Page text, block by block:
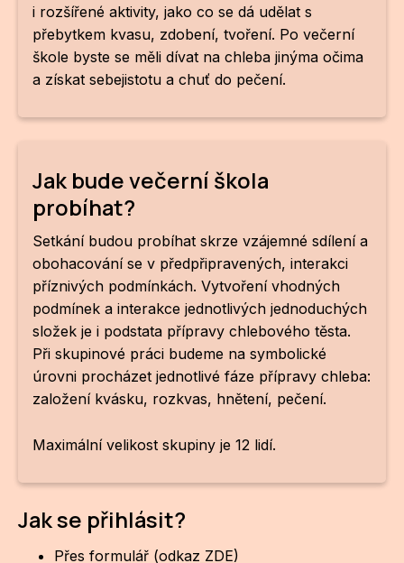
i rozšířené aktivity, jako co se dá udělat s
přebytkem kvasu, zdobení, tvoření. Po večerní
škole byste se měli dívat na chleba jinýma očima
a získat sebejistotu a chuť do pečení.
Jak bude večerní škola
probíhat?
Setkání budou probíhat skrze vzájemné sdílení a
obohacování se v předpřipravených, interakci
příznivých podmínkách. Vytvoření vhodných
podmínek a interakce jednotlivých jednoduchých
složek je i podstata přípravy chlebového těsta.
Při skupinové práci budeme na symbolické
úrovni procházet jednotlivé fáze přípravy chleba:
založení kvásku, rozkvas, hnětení, pečení.
Maximální velikost skupiny je 12 lidí.
Jak se přihlásit?
Přes formulář (odkaz ZDE)